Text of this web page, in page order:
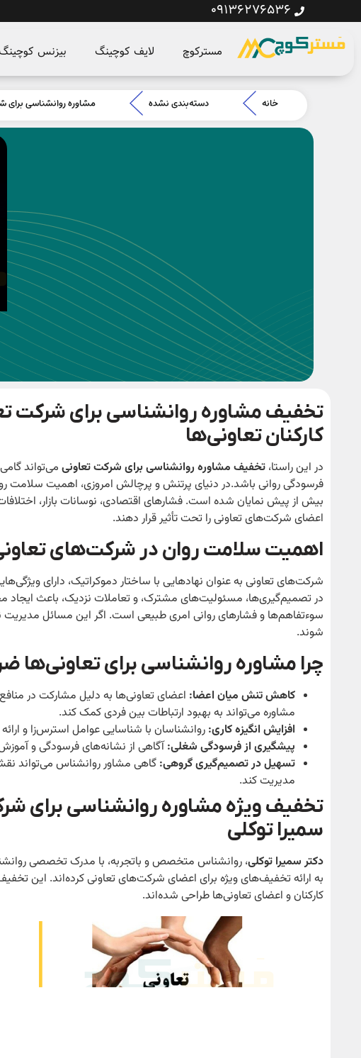
09136276536
مسترکوچ لایف کوچینگ بیزنس
خانه دسته‌بندی نشده مشاوره روانشناسی برای
تخفیف مشاوره روانشناسی برای شرکت
کارکنان تعاونی‌ها
در این راستا،تخفیف مشاوره روانشناسی برای شرکت تعاونی می‌تواند
فرسودگی روانی باشد.در دنیای پرتنش و پرچالش امروزی، اهمیت سلامت
بیش از پیش نمایان شده است. فشارهای اقتصادی، نوسانات بازار،
اعضای شرکت‌های تعاونی را تحت تأثیر قرار دهند.
اهمیت سلامت روان در شرکت‌های
شرکت‌های تعاونی به عنوان نهادهایی با ساختار دموکراتیک، دارای
در تصمیم‌گیری‌ها، مسئولیت‌های مشترک، و تعاملات نزدیک، باعث
سوءتفاهم‌ها و فشارهای روانی امری طبیعی است. اگر این مسائل
شوند.
چرا مشاوره روانشناسی برای تعاونی‌ها
کاهش تنش میان اعضا: اعضای تعاونی‌ها به دلیل مشارکت در
مشاوره می‌تواند به بهبود ارتباطات بین فردی کمک کند.
افزایش انگیزه کاری:روانشناسان با شناسایی عوامل استرس‌زا و
پیشگیری از فرسودگی شغلی:آگاهی از نشانه‌های فرسودگی و
تسهیل در تصمیم‌گیری گروهی: گاهی مشاور روانشناس می‌تواند
مدیریت کند.
تخفیف ویژه مشاوره روانشناسی برای
سمیرا توکلی
دکتر سمیرا توکلی، روانشناس متخصص و باتجربه، با مدرک تخصصی
به ارائه تخفیف‌های ویژه برای اعضای شرکت‌های تعاونی کرده‌اند. این
کارکنان و اعضای تعاونی‌ها طراحی شده‌اند.